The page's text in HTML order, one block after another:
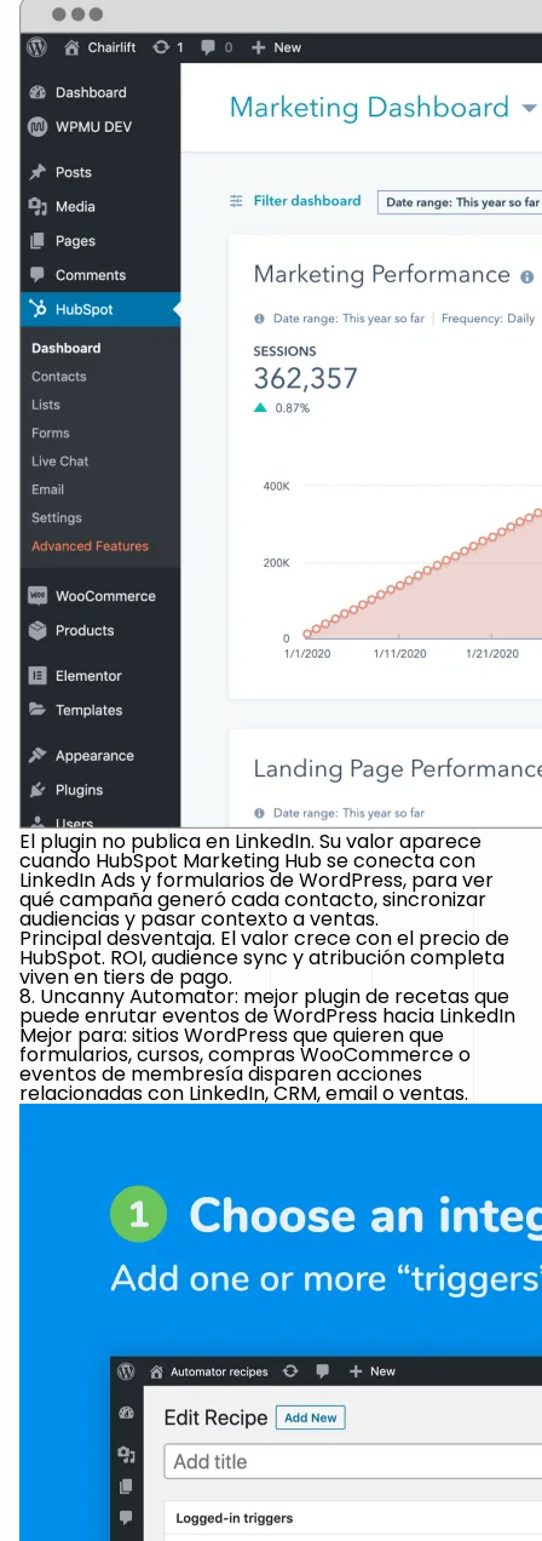
El plugin no publica en LinkedIn. Su valor aparece
cuando HubSpot Marketing Hub se conecta con
LinkedIn Ads y formularios de WordPress, para ver
qué campaña generó cada contacto, sincronizar
audiencias y pasar contexto a ventas.
Principal desventaja. El valor crece con el precio de
HubSpot. ROI, audience sync y atribución completa
viven en tiers de pago.
8. Uncanny Automator: mejor plugin de recetas que
puede enrutar eventos de WordPress hacia LinkedIn
Mejor para: sitios WordPress que quieren que
formularios, cursos, compras WooCommerce o
eventos de membresía disparen acciones
relacionadas con LinkedIn, CRM, email o ventas.